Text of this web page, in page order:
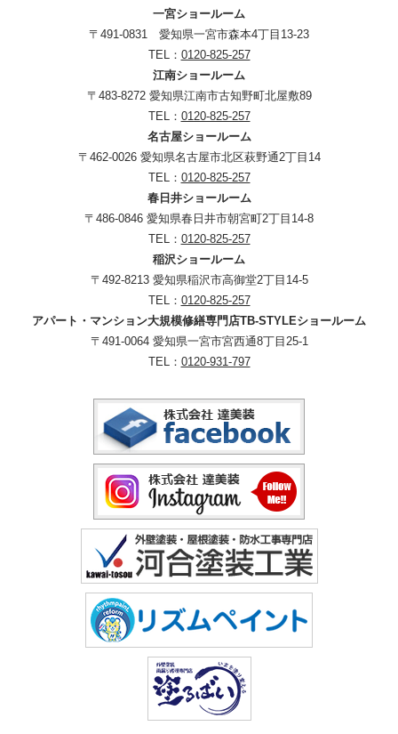
一宮ショールーム
〒491-0831 愛知県一宮市森本4丁目13-23
TEL： 0120-825-257
江南ショールーム
〒483-8272 愛知県江南市古知野町北屋敷89
TEL： 0120-825-257
名古屋ショールーム
〒462-0026 愛知県名古屋市北区萩野通2丁目14
TEL： 0120-825-257
春日井ショールーム
〒486-0846 愛知県春日井市朝宮町2丁目14-8
TEL： 0120-825-257
稲沢ショールーム
〒492-8213 愛知県稲沢市高御堂2丁目14-5
TEL： 0120-825-257
アパート・マンション大規模修繕専門店TB-STYLEショールーム
〒491-0064 愛知県一宮市宮西通8丁目25-1
TEL： 0120-931-797